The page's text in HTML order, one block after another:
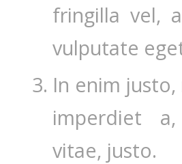
fringilla vel,
vulputate
In enim
imperdiet
vitae, justo.